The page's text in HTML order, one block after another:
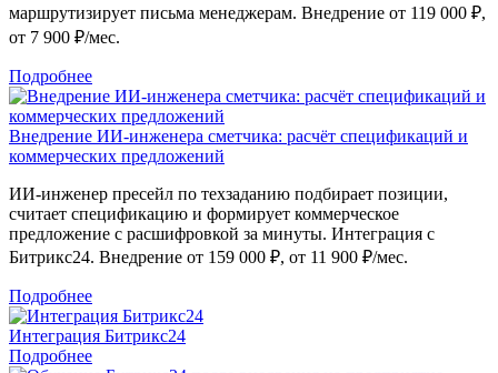
маршрутизирует письма менеджерам. Внедрение от 119 000 ₽,
от 7 900 ₽/мес.
Подробнее
Внедрение ИИ-инженера сметчика: расчёт спецификаций и
коммерческих предложений
ИИ-инженер пресейл по техзаданию подбирает позиции,
считает спецификацию и формирует коммерческое
предложение с расшифровкой за минуты. Интеграция с
Битрикс24. Внедрение от 159 000 ₽, от 11 900 ₽/мес.
Подробнее
Интеграция Битрикс24
Подробнее